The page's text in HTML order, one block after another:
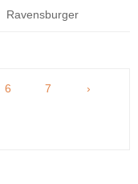
Ravensburger
6 7 ›